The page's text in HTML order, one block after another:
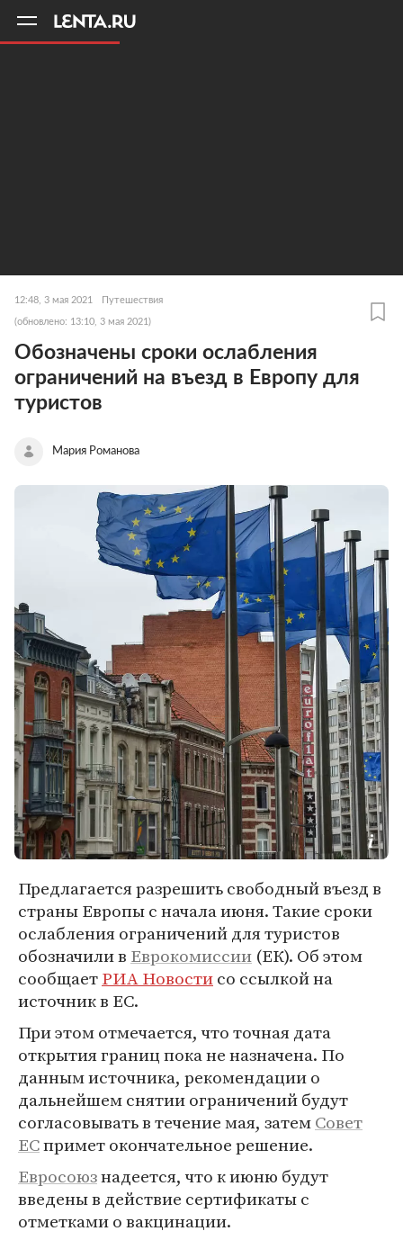
12:48, 3 мая 2021 Путешествия
(обновлено: 13:10, 3 мая 2021)
Обозначены сроки ослабления
ограничений на въезд в Европу для
туристов
Мария Романова
Предлагается разрешить свободный въезд в
страны Европы с начала июня. Такие сроки
ослабления ограничений для туристов
обозначили в Еврокомиссии (ЕК). Об этом
сообщаетРИА Новостисо ссылкой на
источник в ЕС.
При этом отмечается, что точная дата
открытия границ пока не назначена. По
данным источника, рекомендации о
дальнейшем снятии ограничений будут
согласовывать в течение мая, затемСовет
ЕСпримет окончательное решение.
Евросоюзнадеется, что к июню будут
введены в действие сертификаты с
отметками о вакцинации.